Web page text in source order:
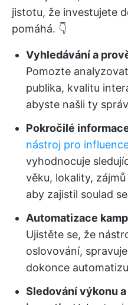
jistotu, že investujete
pomáhá. 👇
Vyhledávání a
Pomozte
publika, kvalitu
abyste našli ty
Pokročilé
nástroj pro
vyhodnocuje
věku, lokality,
aby zajistil soulad
Automatizace
Ujistěte se, že
oslovování,
dokonce
Sledování výkonu